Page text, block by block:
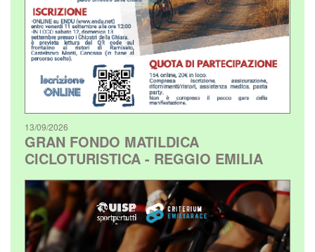
13/09/2026
GRAN FONDO MATILDICA
CICLOTURISTICA - REGGIO EMILIA